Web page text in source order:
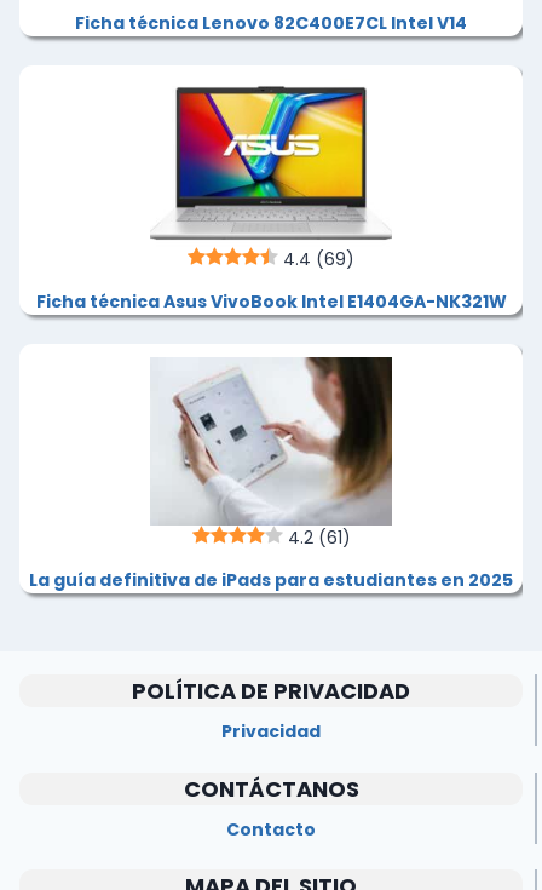
Ficha técnica Lenovo 82C400E7CL Intel V14
4.4 (69)
Ficha técnica Asus VivoBook Intel E1404GA-NK321W
4.2 (61)
La guía definitiva de iPads para estudiantes en 2025
POLÍTICA DE PRIVACIDAD
Privacidad
CONTÁCTANOS
Contacto